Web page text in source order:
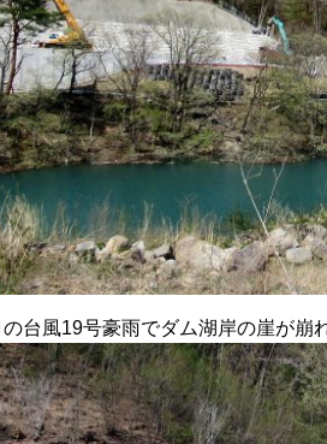
台風19号豪雨でダム湖岸の崖が崩